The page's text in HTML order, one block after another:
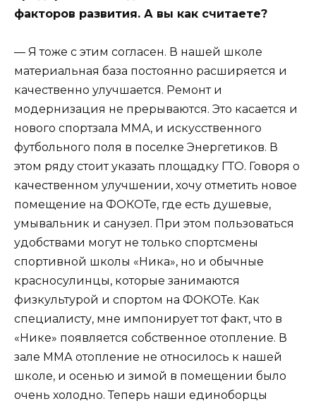
факторов развития. А вы как считаете?
— Я тоже с этим согласен. В нашей школе
материальная база постоянно расширяется и
качественно улучшается. Ремонт и
модернизация не прерываются. Это касается и
нового спортзала ММА, и искусственного
футбольного поля в поселке Энергетиков. В
этом ряду стоит указать площадку ГТО. Говоря о
качественном улучшении, хочу отметить новое
помещение на ФОКОТе, где есть душевые,
умывальник и санузел. При этом пользоваться
удобствами могут не только спортсмены
спортивной школы «Ника», но и обычные
красносулинцы, которые занимаются
физкультурой и спортом на ФОКОТе. Как
специалисту, мне импонирует тот факт, что в
«Нике» появляется собственное отопление. В
зале ММА отопление не относилось к нашей
школе, и осенью и зимой в помещении было
очень холодно. Теперь наши единоборцы